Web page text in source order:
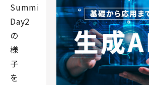
Summit
Day2
の
様
子
を